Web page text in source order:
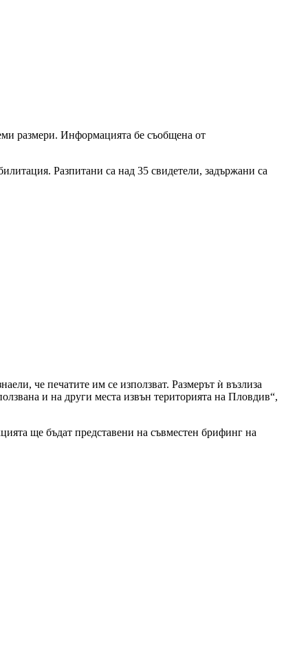
размери. Информацията бе съобщена от
Разпитани са над 35 свидетели, задържани са
че печатите им се използват. Размерът ѝ възлиза
и на други места извън територията на Пловдив“,
ще бъдат представени на съвместен брифинг на